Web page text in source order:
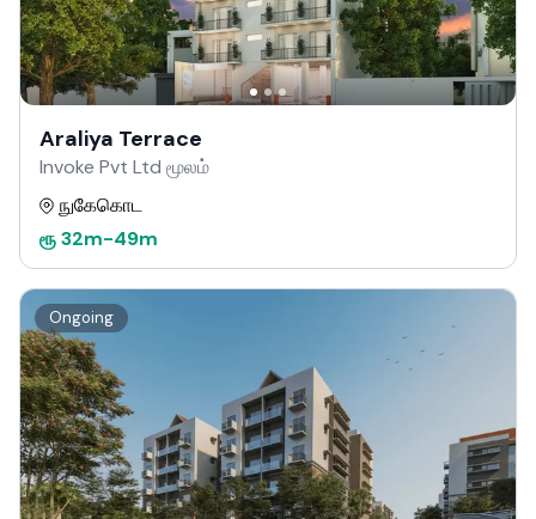
Araliya Terrace
Invoke Pvt Ltd மூலம்
நுகேகொட
ரூ32m-49m
Ongoing